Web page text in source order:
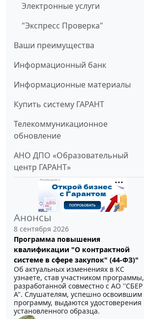
Электронные услуги
"Экспресс Проверка"
Ваши преимущества
Информационный банк
Информационные материалы
Купить систему ГАРАНТ
Телекоммуникационное
обновление
АНО ДПО «Образовательный
центр ГАРАНТ»
Анонсы
8 сентября 2026
Программа повышения
квалификации "О контрактной
системе в сфере закупок" (44-ФЗ)"
Об актуальных изменениях в КС
узнаете, став участником программы,
разработанной совместно с АО ''СБЕР
А". Слушателям, успешно освоившим
программу, выдаются удостоверения
установленного образца.